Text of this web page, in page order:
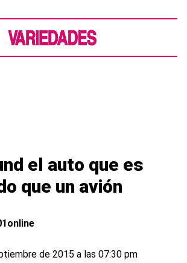
el auto que es
que un avión
de 2015 a las 07:30 pm